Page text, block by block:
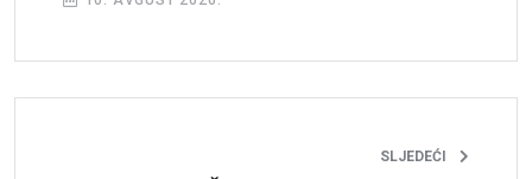
SLJEDEĆI